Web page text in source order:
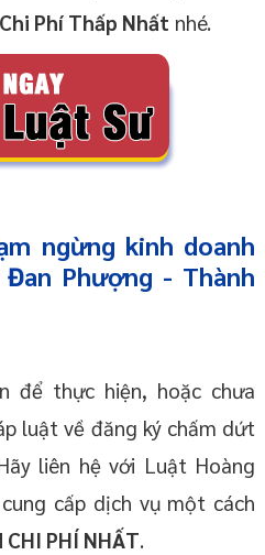
Chi Phí Thấp Nhất nhé.
ngừng kinh doanh
Phượng - Thành
để thực hiện, hoặc chưa
luật về đăng ký chấm dứt
liên hệ với Luật Hoàng
cấp dịch vụ một cách
PHÍ NHẤT.